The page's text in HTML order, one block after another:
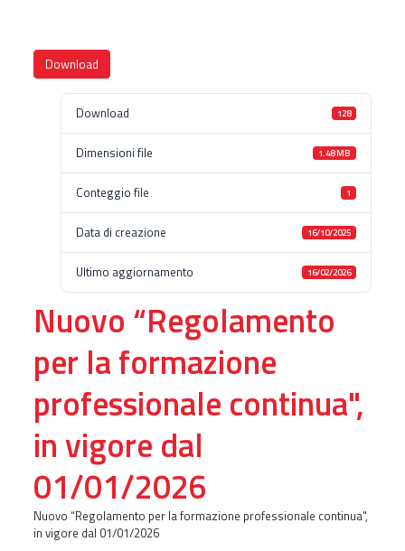
Download
Download 128
Dimensioni file 1.48 MB
Conteggio file 1
Data di creazione 16/10/2025
Ultimo aggiornamento 16/02/2026
Nuovo “Regolamento
per la formazione
professionale continua",
in vigore dal
01/01/2026
Nuovo “Regolamento per la formazione professionale continua",
in vigore dal 01/01/2026